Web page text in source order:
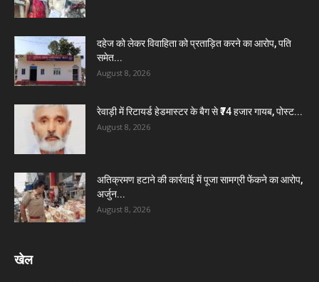
दहेज को लेकर विवाहिता को प्रताड़ित करने का आरोप, पति
समेत...
August 8, 2026
रेवाड़ी में रिटायर्ड हेडमास्टर के बैग से ₹74 हजार गायब, पोस्ट...
August 8, 2026
अतिक्रमण हटाने की कार्रवाई में पूजा सामग्री फेंकने का आरोप,
अर्जुन...
August 8, 2026
खेल